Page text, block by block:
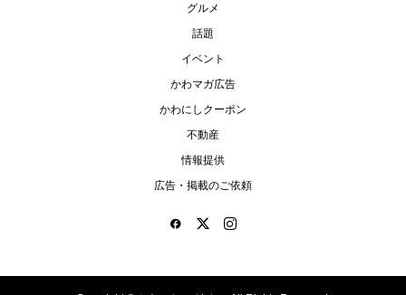
グルメ
話題
イベント
かわマガ広告
かわにしクーポン
不動産
情報提供
広告・掲載のご依頼